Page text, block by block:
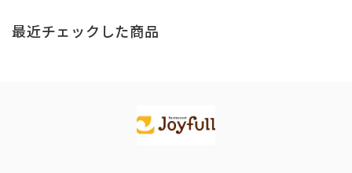
チキンドリア×塩
唐揚げ）
最近チェックした商品